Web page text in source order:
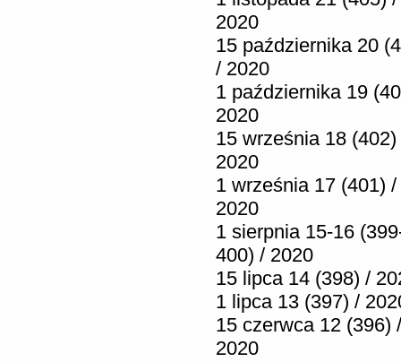
2020
15 października 20
/ 2020
1 października 19
2020
15 września 18 (402)
2020
1 września 17 (401) /
2020
1 sierpnia 15-16
400) / 2020
15 lipca 14 (398) /
1 lipca 13 (397) /
15 czerwca 12 (396) /
2020